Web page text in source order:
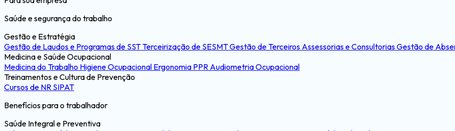
Saúde e segurança do trabalho
Gestão e Estratégia
Gestão de Laudos e Programas de SSTTerceirização de SESMTGestão de Terceiros Assessorias e ConsultoriasGestão de
Medicina e Saúde Ocupacional
Medicina do Trabalho Higiene Ocupacional Ergonomia PPR Audiometria Ocupacional
Treinamentos e Cultura de Prevenção
Cursos de NR SIPAT
Benefícios para o trabalhador
Saúde Integral e Preventiva